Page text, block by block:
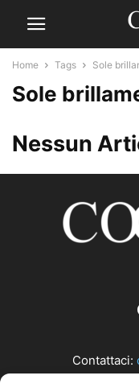
Home Tags Sole
Sole
Nessun
Contattaci: